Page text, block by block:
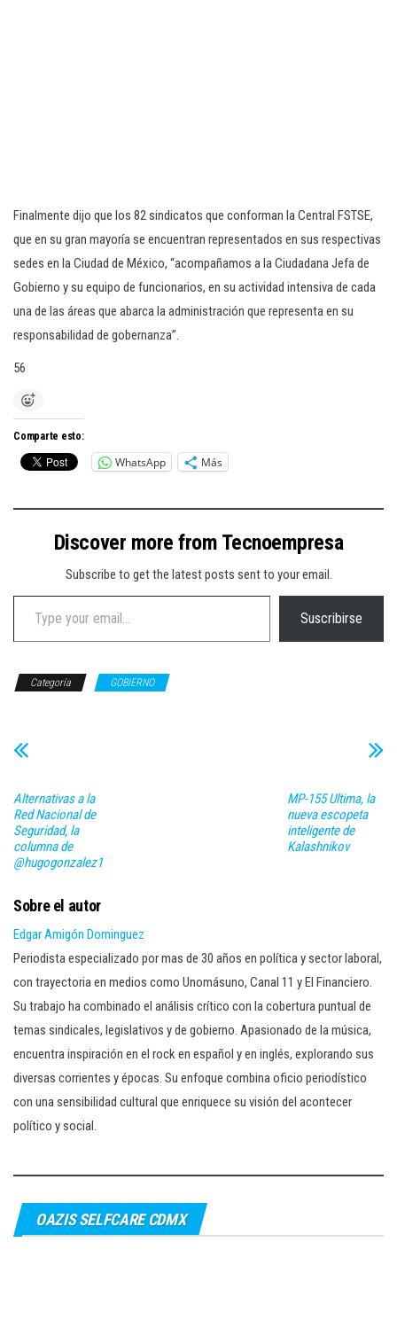
Finalmente dijo que los 82 sindicatos que conforman la Central FSTSE,
que en su gran mayoría se encuentran representados en sus respectivas
sedes en la Ciudad de México, “acompañamos a la Ciudadana Jefa de
Gobierno y su equipo de funcionarios, en su actividad intensiva de cada
una de las áreas que abarca la administración que representa en su
responsabilidad de gobernanza”.
56
Comparte esto:
WhatsApp Más
Discover more from Tecnoempresa
Subscribe to get the latest posts sent to your email.
Type your email…
Suscribirse
Categoría GOBIERNO
Alternativas a la
Red Nacional de
Seguridad, la
columna de
@hugogonzalez1
MP-155 Ultima, la
nueva escopeta
inteligente de
Kalashnikov
Sobre el autor
Edgar Amigón Dominguez
Periodista especializado por mas de 30 años en política y sector laboral,
con trayectoria en medios como Unomásuno, Canal 11 y El Financiero.
Su trabajo ha combinado el análisis crítico con la cobertura puntual de
temas sindicales, legislativos y de gobierno. Apasionado de la música,
encuentra inspiración en el rock en español y en inglés, explorando sus
diversas corrientes y épocas. Su enfoque combina oficio periodístico
con una sensibilidad cultural que enriquece su visión del acontecer
político y social.
OAZIS SELFCARE CDMX